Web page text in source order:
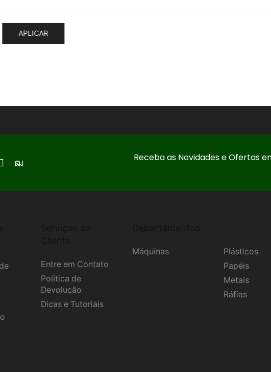
APLICAR
EmailYoutube
Receba as Novidades e Ofertas
Entre em Contato
Política de
Devolução
Dicas e Tutoriais
Máquinas
Plásticos
Papéis
Metais
Ráfias